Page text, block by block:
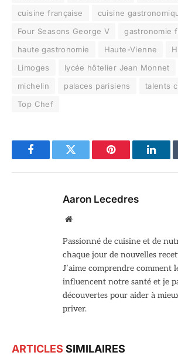
cuisine française
cuisine
Four Seasons George V
gastronomie
haute gastronomie
Haute-Vienne
Limoges
lycée hôtelier Jean Monnet
michelin
palaces parisiens
talents
Top Chef
FacebookTwitter Pinterest
Aaron Lecedres
Site
Passionné de cuisine et de
chaque jour de nouvelles
J’aime comprendre comment
influencent notre santé et je
découvertes pour aider à
priver.
ARTICLES SIMILAIRES